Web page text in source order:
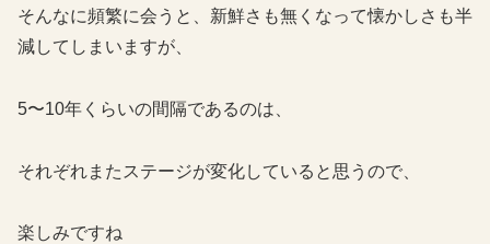
そんなに頻繁に会うと、新鮮さも無くなって懐かしさも半
減してしまいますが、
5〜10年くらいの間隔であるのは、
それぞれまたステージが変化していると思うので、
楽しみですね